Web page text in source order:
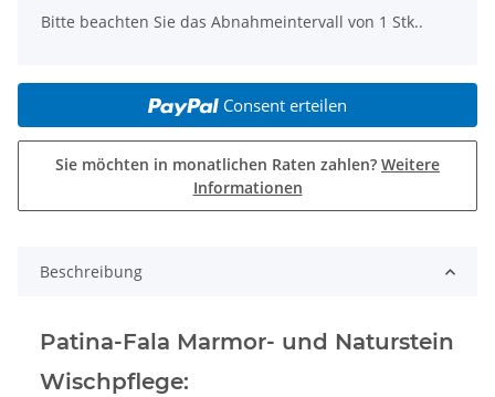
x
Bitte beachten Sie das Abnahmeintervall von 1 Stk..
Consent erteilen
Sie möchten in monatlichen Raten zahlen? Weitere
Informationen
Beschreibung
Patina-Fala Marmor- und Naturstein
Wischpflege: